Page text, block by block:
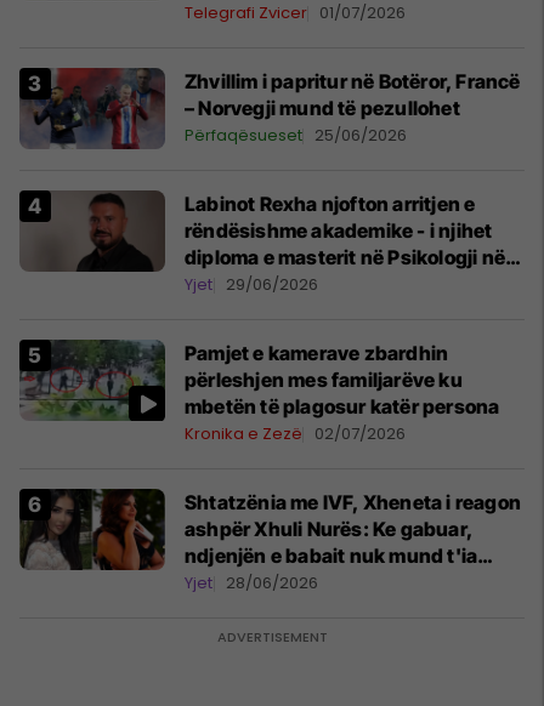
Telegrafi Zvicer 01/07/2026
Zhvillim i papritur në Botëror, Francë
– Norvegji mund të pezullohet
Përfaqësueset 25/06/2026
Labinot Rexha njofton arritjen e
rëndësishme akademike - i njihet
diploma e masterit në Psikologji në
Zvicër
Yjet 29/06/2026
Pamjet e kamerave zbardhin
përleshjen mes familjarëve ku
mbetën të plagosur katër persona
Kronika e Zezë 02/07/2026
Shtatzënia me IVF, Xheneta i reagon
ashpër Xhuli Nurës: Ke gabuar,
ndjenjën e babait nuk mund t'ia
plotësosh kurrë
Yjet 28/06/2026